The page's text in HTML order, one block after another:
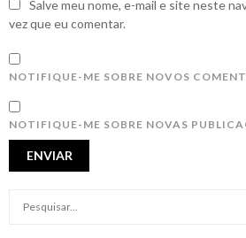
Salve meu nome, e-mail e site neste
vez que eu comentar.
NOTIFIQUE-ME SOBRE NOVOS
NOTIFIQUE-ME SOBRE NOVAS